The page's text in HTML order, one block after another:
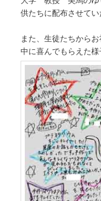
供たちに配布させてい
また、生徒たちから
中に喜んでもらえた